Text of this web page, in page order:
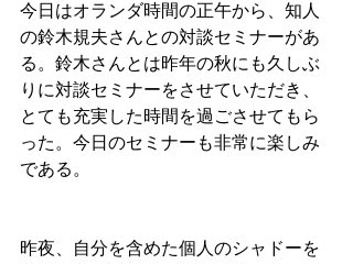
今日はオランダ時間の正午から、知人
の鈴木規夫さんとの対談セミナーがあ
る。鈴木さんとは昨年の秋にも久しぶ
りに対談セミナーをさせていただき、
とても充実した時間を過ごさせてもら
った。今日のセミナーも非常に楽しみ
である。
昨夜、自分を含めた個人のシャドーを